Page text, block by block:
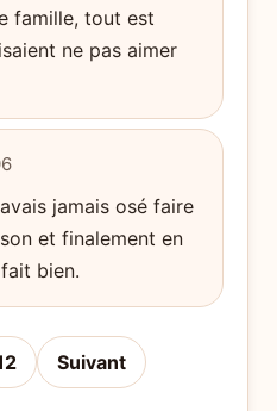
famille, tout est
ne pas aimer
jamais osé faire
et finalement en
bien.
Suivant